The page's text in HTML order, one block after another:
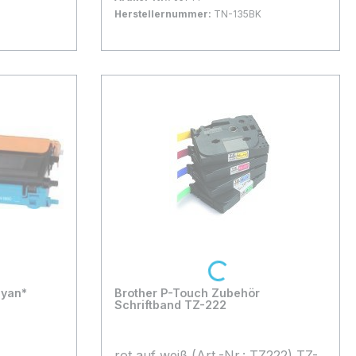
Deckung)
Herstellernummer: TN-135BK
In den Warenkorb
Brother P-Touch Zubehör
Schriftband TZ-222
Loading...